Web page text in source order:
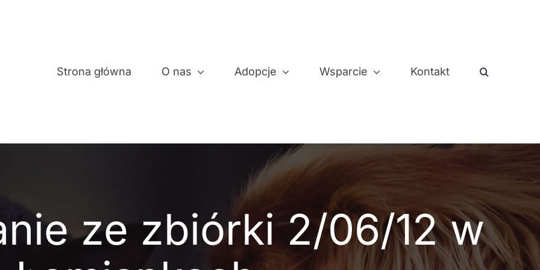
Strona główna O nas Adopcje Wsparcie Kontakt
ze zbiórki 2/06/12 w